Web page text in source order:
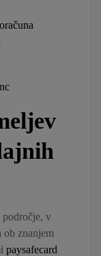
področje, v
ob znanjem
paysafecard